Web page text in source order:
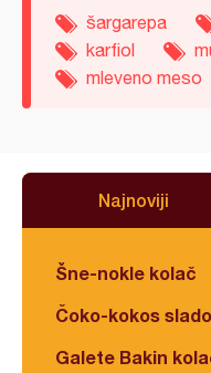
šargarepa
karfiol
mleveno meso
Najnoviji
Šne-nokle kolač
Čoko-kokos
Galete Bakin